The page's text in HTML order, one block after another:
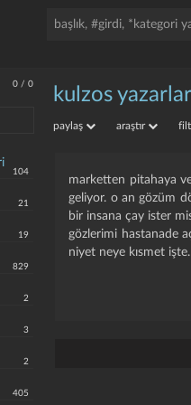
0 /0
104
21
19
829
2
3
2
405
kulzos
paylaş araştır
marketten pitahaya
geliyor. o an gözüm
bir insana çay ister
gözlerimi hastanade
niyet neye kısmet